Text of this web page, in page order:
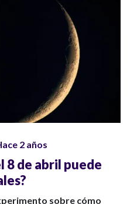
2 años
8 de abril puede
sobre cómo